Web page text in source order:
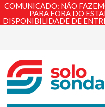
COMUNICADO: NÃO
PARA FORA DO
DISPONIBILIDADE DE